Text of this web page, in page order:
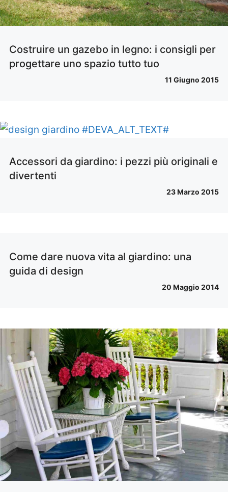
Costruire un gazebo in legno: i consigli per
progettare uno spazio tutto tuo
11 Giugno 2015
Accessori da giardino: i pezzi più originali e
divertenti
23 Marzo 2015
Come dare nuova vita al giardino: una
guida di design
20 Maggio 2014